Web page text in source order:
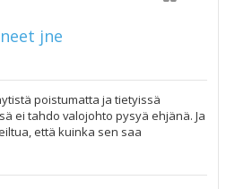
jne
poistumatta ja tietyissä
ei tahdo valojohto pysyä ehjänä. Ja
että kuinka sen saa